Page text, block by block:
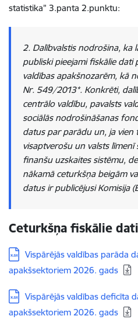
statistika” 3.panta 2.punktu:
2. Dalībvalstis nodrošina, ka
publiski pieejami fiskālie dati
valdības apakšnozarēm, kā
Nr. 549/2013*. Konkrēti,
centrālo valdību, pavalsts
sociālās nodrošināšanas
datus par parādu un, ja vien
visaptverošu un valsts
finanšu uzskaites sistēmu,
nākamā ceturkšņa beigām
datus ir publicējusi Komisija
Ceturkšņa fiskālie dati
Lejupielādēt:
Vispārējās valdības parāda
apakšsektoriem 2026. gads
Lejupielādēt:
Vispārējās valdības deficīta
apakšsektoriem 2026. gads